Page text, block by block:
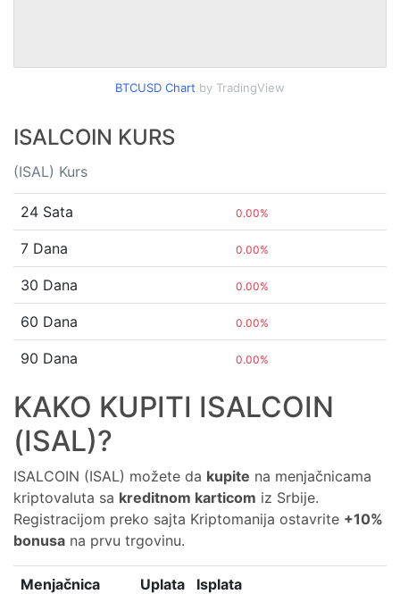
BTCUSD Chart by TradingView
ISALCOIN KURS
(ISAL) Kurs
24 Sata 0.00%
7 Dana 0.00%
30 Dana 0.00%
60 Dana 0.00%
90 Dana 0.00%
KAKO KUPITI ISALCOIN
(ISAL)?
ISALCOIN (ISAL) možete da kupite na menjačnicama
kriptovaluta sa kreditnom karticom iz Srbije.
Registracijom preko sajta Kriptomanija ostavrite +10%
bonusa na prvu trgovinu.
Menjačnica Uplata Isplata